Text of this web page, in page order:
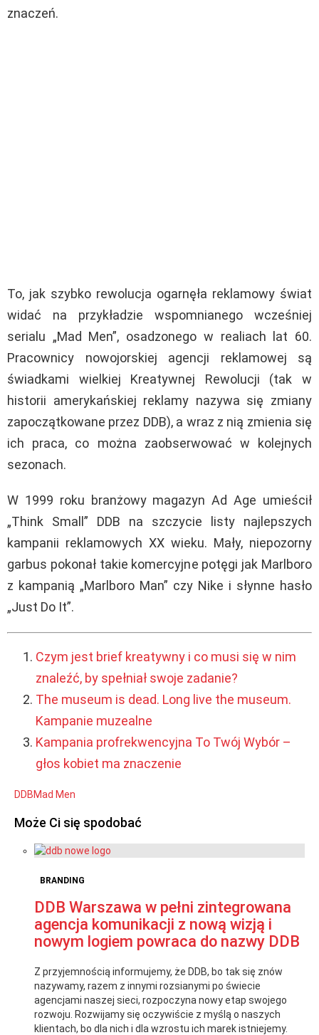
znaczeń.
To, jak szybko rewolucja ogarnęła reklamowy świat
widać na przykładzie wspomnianego wcześniej
serialu „Mad Men”, osadzonego w realiach lat 60.
Pracownicy nowojorskiej agencji reklamowej są
świadkami wielkiej Kreatywnej Rewolucji (tak w
historii amerykańskiej reklamy nazywa się zmiany
zapoczątkowane przez DDB), a wraz z nią zmienia się
ich praca, co można zaobserwować w kolejnych
sezonach.
W 1999 roku branżowy magazyn Ad Age umieścił
„Think Small” DDB na szczycie listy najlepszych
kampanii reklamowych XX wieku. Mały, niepozorny
garbus pokonał takie komercyjne potęgi jak Marlboro
z kampanią „Marlboro Man” czy Nike i słynne hasło
„Just Do It”.
Czym jest brief kreatywny i co musi się w nim
znaleźć, by spełniał swoje zadanie?
The museum is dead. Long live the museum.
Kampanie muzealne
Kampania profrekwencyjna To Twój Wybór –
głos kobiet ma znaczenie
DDBMad Men
Może Ci się spodobać
BRANDING
DDB Warszawa w pełni zintegrowana
agencja komunikacji z nową wizją i
nowym logiem powraca do nazwy DDB
Z przyjemnością informujemy, że DDB, bo tak się znów
nazywamy, razem z innymi rozsianymi po świecie
agencjami naszej sieci, rozpoczyna nowy etap swojego
rozwoju. Rozwijamy się oczywiście z myślą o naszych
klientach, bo dla nich i dla wzrostu ich marek istniejemy.